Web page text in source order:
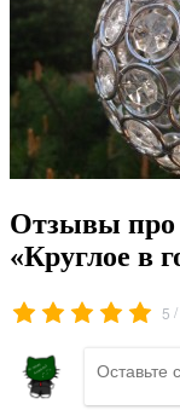
Отзывы про
«Круглое в
5 /